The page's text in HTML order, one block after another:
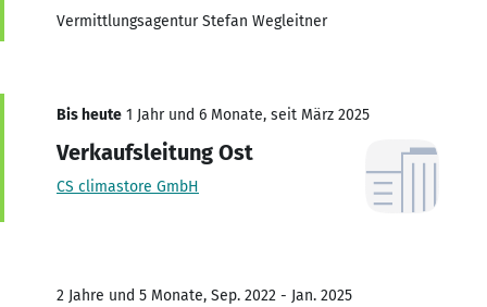
Vermittlungsagentur Stefan Wegleitner
Bis heute 1 Jahr und 6 Monate, seit März 2025
Verkaufsleitung Ost
CS climastore GmbH
2 Jahre und 5 Monate, Sep. 2022 - Jan. 2025